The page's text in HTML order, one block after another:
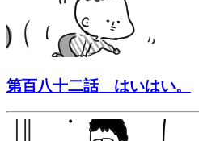
第百八十二話 はいはい。